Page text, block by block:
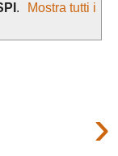
.
Mostra tutti i
›